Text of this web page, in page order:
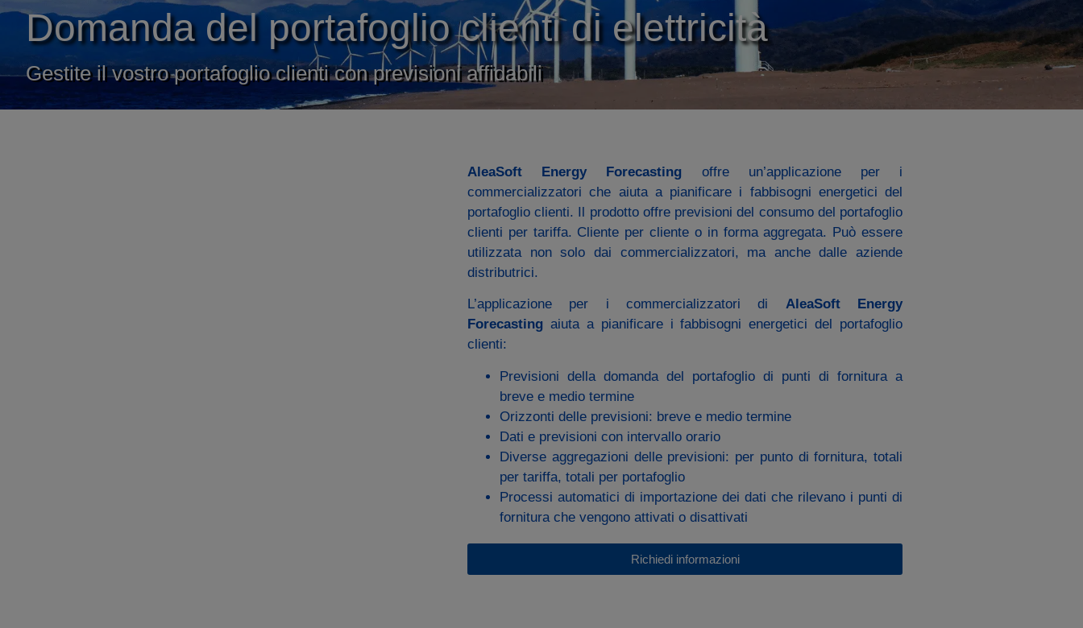
Domanda del portafoglio clienti di elettricità
Gestite il vostro portafoglio clienti con previsioni affidabili
AleaSoft Energy Forecasting offre un’applicazione per i
commercializzatori che aiuta a pianificare i fabbisogni energetici del
portafoglio clienti. Il prodotto offre previsioni del consumo del portafoglio
clienti per tariffa. Cliente per cliente o in forma aggregata. Può essere
utilizzata non solo dai commercializzatori, ma anche dalle aziende
distributrici.
L’applicazione per i commercializzatori di AleaSoft Energy
Forecasting aiuta a pianificare i fabbisogni energetici del portafoglio
clienti:
Previsioni della domanda del portafoglio di punti di fornitura a
breve e medio termine
Orizzonti delle previsioni: breve e medio termine
Dati e previsioni con intervallo orario
Diverse aggregazioni delle previsioni: per punto di fornitura, totali
per tariffa, totali per portafoglio
Processi automatici di importazione dei dati che rilevano i punti di
fornitura che vengono attivati o disattivati
Richiedi informazioni